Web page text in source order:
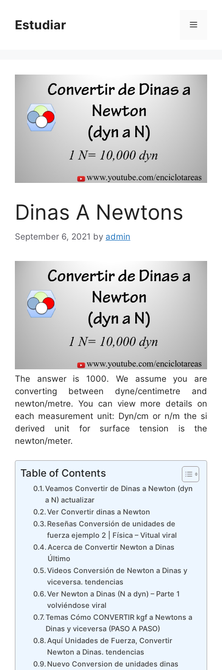
contentEstudiar Menu
Dinas A Newtons
September 6, 2021 by admin
The answer is 1000. We assume you are
converting between dyne/centimetre and
newton/metre. You can view more details on
each measurement unit: Dyn/cm or n/m the si
derived unit for surface tension is the
newton/meter.
Table of Contents
Veamos Convertir de Dinas a Newton (dyn
a N) actualizar
Ver Convertir dinas a Newton
Reseñas Conversión de unidades de
fuerza ejemplo 2 | Física – Vitual viral
Acerca de Convertir Newton a Dinas
Último
Videos Conversión de Newton a Dinas y
viceversa. tendencias
Ver Newton a Dinas (N a dyn) – Parte 1
volviéndose viral
Temas Cómo CONVERTIR kgf a Newtons a
Dinas y viceversa (PASO A PASO)
Aquí Unidades de Fuerza, Convertir
Newton a Dinas. tendencias
Nuevo Conversion de unidades dinas